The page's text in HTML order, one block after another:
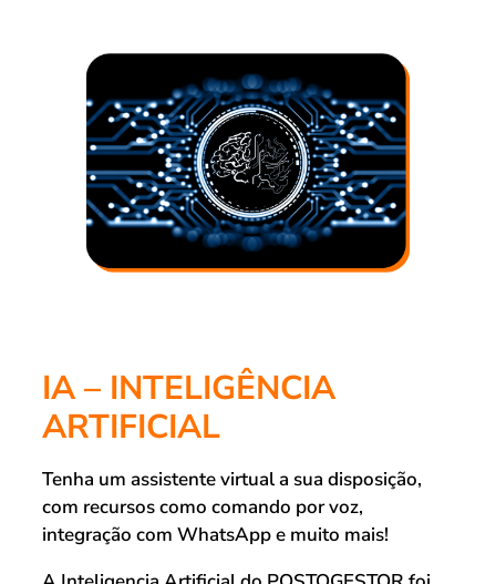
IA – INTELIGÊNCIA
ARTIFICIAL
Tenha um assistente virtual a sua disposição,
com recursos como comando por voz,
integração com WhatsApp e muito mais!